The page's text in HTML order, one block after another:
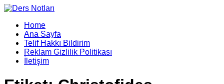
Home
Ana Sayfa
Telif Hakkı Bildirim
Reklam Gizlilik Politikası
İletişim